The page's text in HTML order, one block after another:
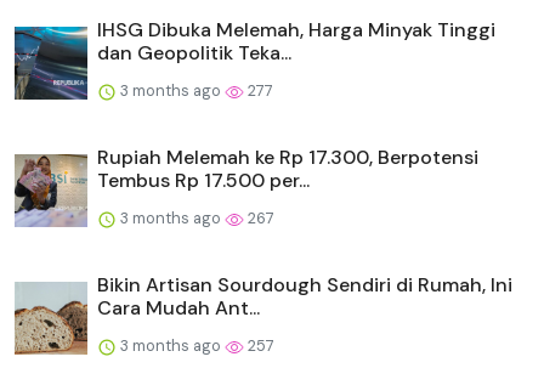
IHSG Dibuka Melemah, Harga Minyak Tinggi
dan Geopolitik Teka...
3 months ago 277
Rupiah Melemah ke Rp 17.300, Berpotensi
Tembus Rp 17.500 per...
3 months ago 267
Bikin Artisan Sourdough Sendiri di Rumah, Ini
Cara Mudah Ant...
3 months ago 257